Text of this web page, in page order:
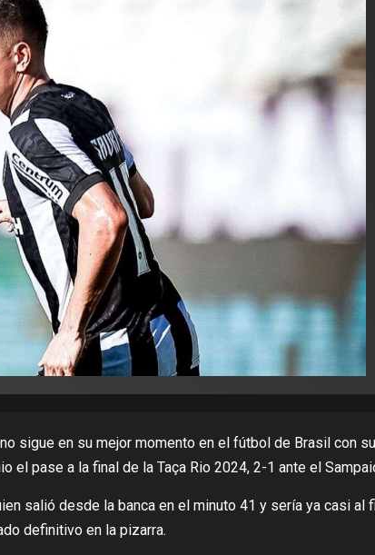
sigue en su mejor momento en el fútbol de Brasil con
el pase a la final de la Taça Rio 2024, 2-1 ante el
salió desde la banca en el minuto 41 y sería ya casi al
definitivo en la pizarra.